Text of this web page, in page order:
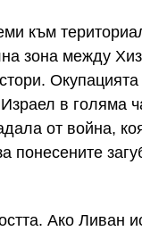
към
зона между
в голяма
от война,
понесените
Ако Ливан